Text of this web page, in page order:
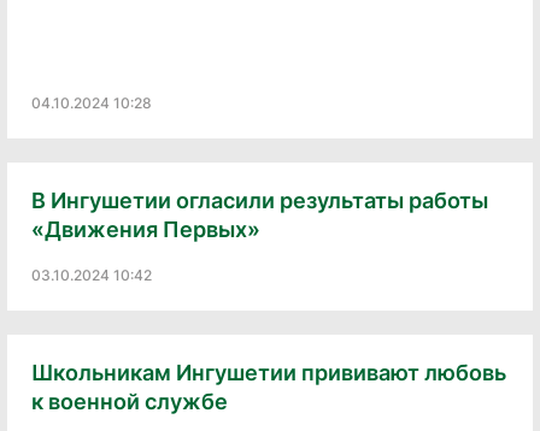
04.10.2024 10:28
В Ингушетии огласили результаты работы
«Движения Первых»
03.10.2024 10:42
Школьникам Ингушетии прививают любовь
к военной службе